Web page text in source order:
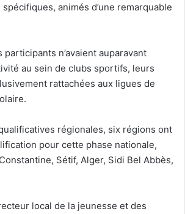
spécifiques, animés d’une remarquable
participants n’avaient auparavant
au sein de clubs sportifs, leurs
rattachées aux ligues de
régionales, six régions ont
pour cette phase nationale,
Sétif, Alger, Sidi Bel Abbès,
local de la jeunesse et des